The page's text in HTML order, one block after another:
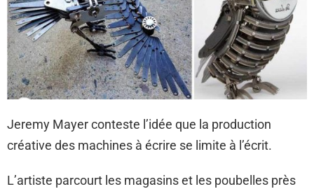
Jeremy Mayer conteste l’idée que la production
créative des machines à écrire se limite à l’écrit.
L’artiste parcourt les magasins et les poubelles près